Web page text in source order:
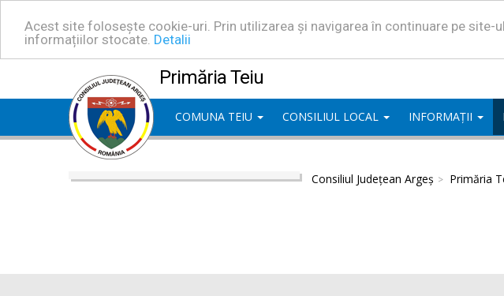
Acest site folosește cookie-uri. Prin utilizarea și navigarea în continuare pe
informațiilor stocate. Detalii
Primăria Teiu
COMUNA TEIU CONSILIUL LOCAL INFORMAȚII
Consiliul Județean Argeș Primăria